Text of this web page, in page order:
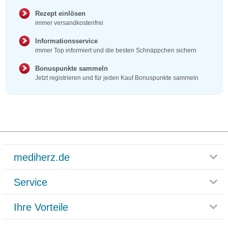
Rezept einlösen
immer versandkostenfrei
Informationsservice
immer Top informiert und die besten Schnäppchen sichern
Bonuspunkte sammeln
Jetzt registrieren und für jeden Kauf Bonuspunkte sammeln
mediherz.de
Glossar
Häufig gestellte Fragen
Service
Rücksendemöglichkeit
Ihre Vorteile